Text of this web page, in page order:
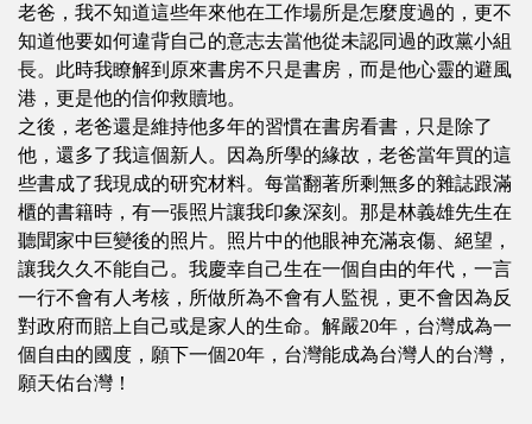
老爸，我不知道這些年來他在工作場所是怎麼度過的，更不
知道他要如何違背自己的意志去當他從未認同過的政黨小組
長。此時我瞭解到原來書房不只是書房，而是他心靈的避風
港，更是他的信仰救贖地。
之後，老爸還是維持他多年的習慣在書房看書，只是除了
他，還多了我這個新人。因為所學的緣故，老爸當年買的這
些書成了我現成的研究材料。每當翻著所剩無多的雜誌跟滿
櫃的書籍時，有一張照片讓我印象深刻。那是林義雄先生在
聽聞家中巨變後的照片。照片中的他眼神充滿哀傷、絕望，
讓我久久不能自己。我慶幸自己生在一個自由的年代，一言
一行不會有人考核，所做所為不會有人監視，更不會因為反
對政府而賠上自己或是家人的生命。解嚴20年，台灣成為一
個自由的國度，願下一個20年，台灣能成為台灣人的台灣，
願天佑台灣！